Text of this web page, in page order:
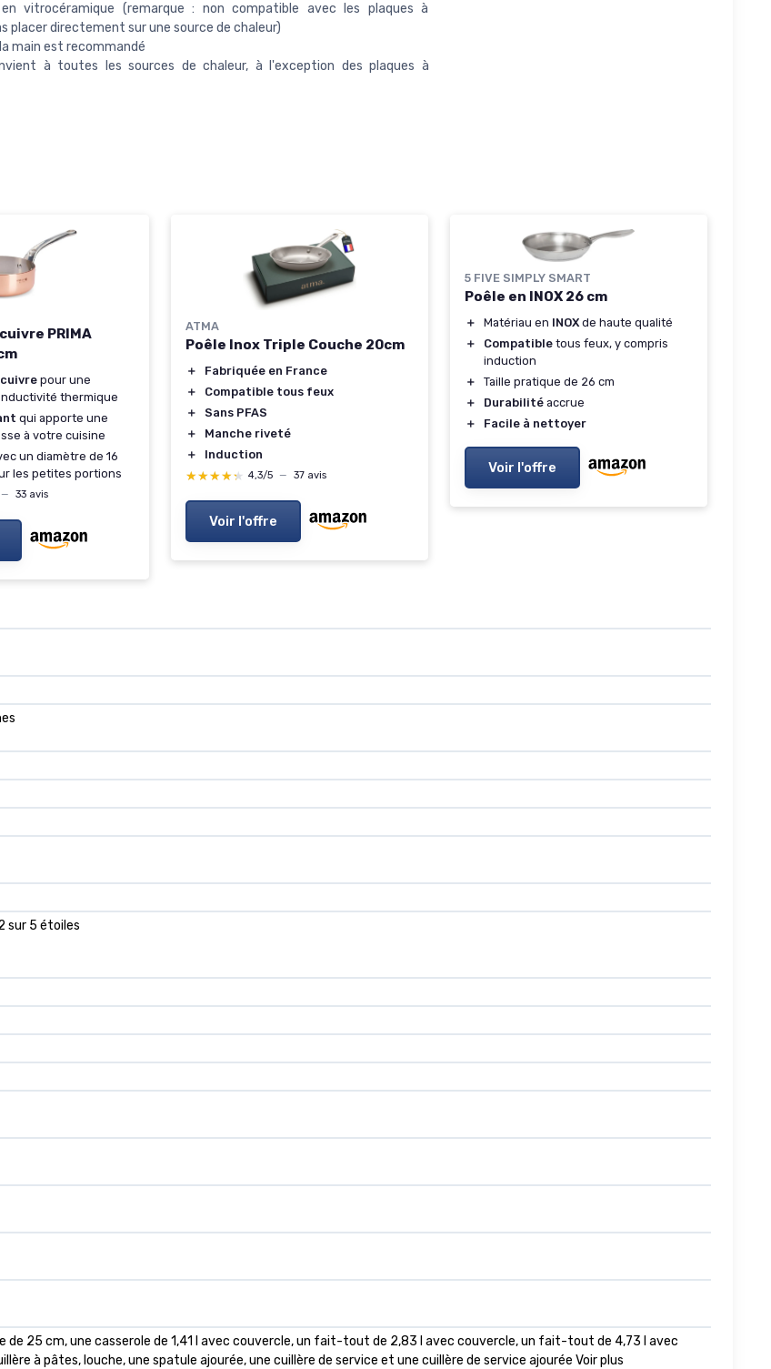
vitrocéramique (remarque : non compatible avec les plaques à
placer directement sur une source de chaleur)
main est recommandé
à toutes les sources de chaleur, à l'exception des plaques à
PRIMA
pour une
thermique
qui apporte une
à votre cuisine
un diamètre de 16
les petites portions
— 33 avis
ATMA
Poêle Inox Triple Couche 20cm
＋
Fabriquée en France
＋
Compatible tous feux
＋
Sans PFAS
＋
Manche riveté
＋
Induction
★★★★★
★★★★★ 4,3/5 — 37 avis
Voir l'offre
5 FIVE SIMPLY SMART
Poêle en INOX 26 cm
＋ Matériau en INOXde haute qualité
＋
Compatible tous feux, y compris
induction
＋
Taille pratique de 26 cm
＋
Durabilité accrue
＋
Facile à nettoyer
Voir l'offre
sur 5 étoiles
de 25 cm, une casserole de 1,41 l avec couvercle, un fait-tout de 2,83 l avec couvercle, un fait-tout de 4,73 l avec
à pâtes, louche, une spatule ajourée, une cuillère de service et une cuillère de service ajourée Voir plus